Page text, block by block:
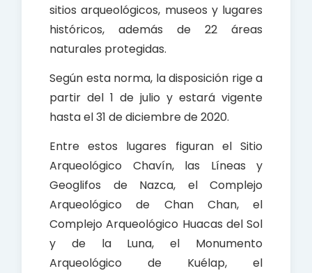
sitios arqueológicos, museos y lugares
históricos, además de 22 áreas
naturales protegidas.
Según esta norma, la disposición rige a
partir del 1 de julio y estará vigente
hasta el 31 de diciembre de 2020.
Entre estos lugares figuran el Sitio
Arqueológico Chavín, las Líneas y
Geoglifos de Nazca, el Complejo
Arqueológico de Chan Chan, el
Complejo Arqueológico Huacas del Sol
y de la Luna, el Monumento
Arqueológico de Kuélap, el